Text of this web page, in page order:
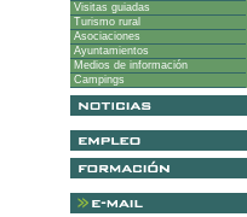
Visitas guiadas
Turismo rural
Asociaciones
Ayuntamientos
Medios de información
Campings